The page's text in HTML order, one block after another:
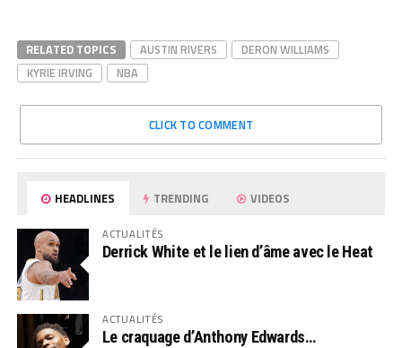
RELATED TOPICS AUSTIN RIVERS
DERON WILLIAMS
KYRIE IRVING
NBA
CLICK TO COMMENT
HEADLINES TRENDING VIDEOS
ACTUALITÉS
Derrick White et le lien d’âme avec le Heat
ACTUALITÉS
Le craquage d’Anthony Edwards…